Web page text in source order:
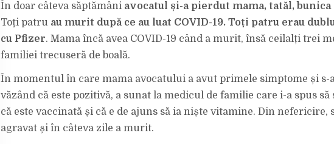
TOȚI
PATRU
ERAU
DUBLU
VACCINAȚI
CU
În doar câteva săptămâni avocatul și-a pierdut mama, tatăl, bunica
Toți patru au murit după ce au luat COVID-19. Toți patru erau
cu Pfizer. Mama încă avea COVID-19 când a murit, însă ceilalți trei
familiei trecuseră de boală.
În momentul în care mama avocatului a avut primele simptome și s-
văzând că este pozitivă, a sunat la medicul de familie care i-a spus
că este vaccinată și că e de ajuns să ia niște vitamine. Din nefericire,
agravat și în câteva zile a murit.